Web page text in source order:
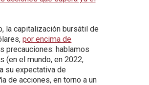
la capitalización bursátil de
por encima de
precauciones: hablamos
(en el mundo, en 2022,
su expectativa de
de acciones, en torno a un